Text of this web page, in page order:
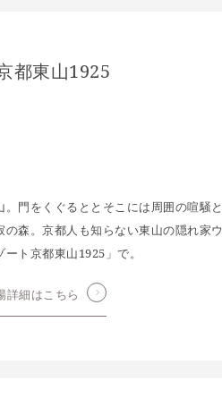
都東山1925
門をくぐるととそこには周囲の喧騒と
森。京都人も知らない東山の隠れ家ウ
ト京都東山1925」で。
詳細はこちら